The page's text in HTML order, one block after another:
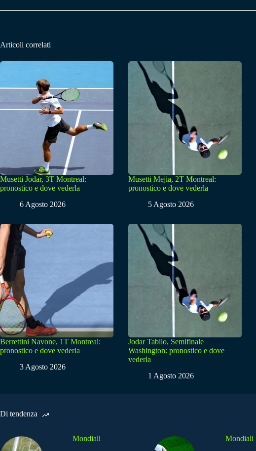
Articoli correlati
Musetti Jodar, 3T Montreal:
pronostico e dove vederla
6 Agosto 2026
Musetti Mejia, 2T Montreal:
pronostico e dove vederla
5 Agosto 2026
Berrettini Navone, 1T Montreal:
pronostico e dove vederla
3 Agosto 2026
Jodar Tabilo, Semifinale
Washington: pronostico e dove
vederla
1 Agosto 2026
Di tendenza
Mondiali Mondiali